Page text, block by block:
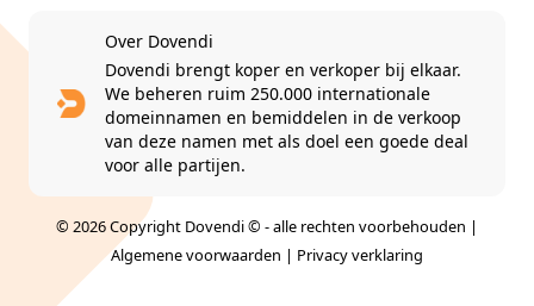
Over Dovendi
Dovendi brengt koper en verkoper bij elkaar.
We beheren ruim 250.000 internationale
domeinnamen en bemiddelen in de verkoop
van deze namen met als doel een goede deal
voor alle partijen.
© 2026 Copyright Dovendi © - alle rechten voorbehouden |
Algemene voorwaarden | Privacy verklaring